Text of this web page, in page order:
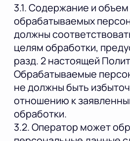
3.1. Содержание и объем
обрабатываемых
должны
целям обработки,
разд. 2 настоящей
Обрабатываемые
не должны быть
отношению к
обработки.
3.2. Оператор может